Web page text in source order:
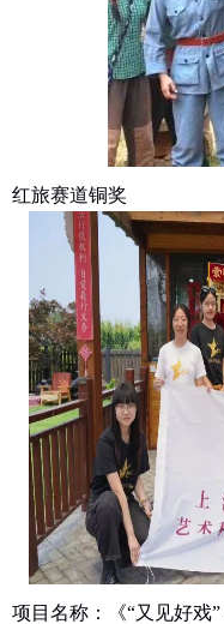
红旅赛道铜奖
项目名称：《“又见好戏